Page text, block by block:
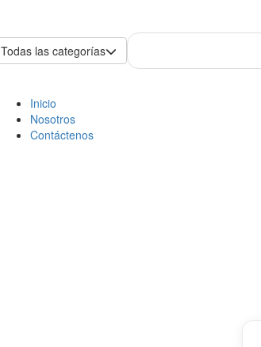
Todas las categorías
Inicio
Nosotros
Contáctenos